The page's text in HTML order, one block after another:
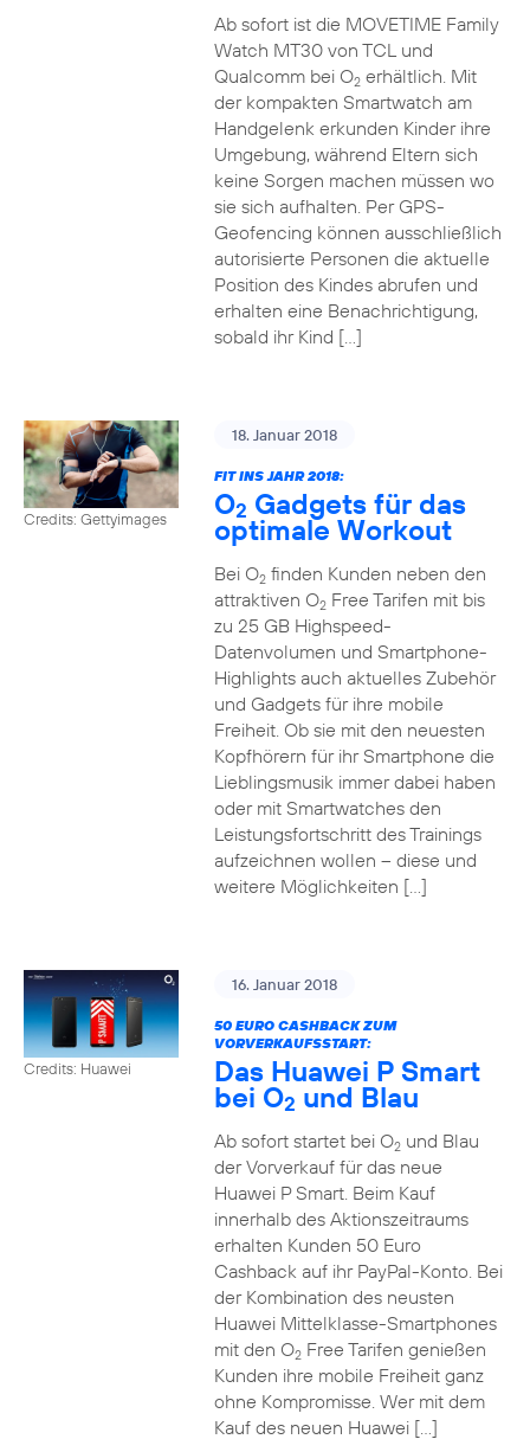
Ab sofort ist die MOVETIME Family
Watch MT30 von TCL und
Qualcomm bei O2erhältlich. Mit
der kompakten Smartwatch am
Handgelenk erkunden Kinder ihre
Umgebung, während Eltern sich
keine Sorgen machen müssen wo
sie sich aufhalten. Per GPS-
Geofencing können ausschließlich
autorisierte Personen die aktuelle
Position des Kindes abrufen und
erhalten eine Benachrichtigung,
sobald ihr Kind […]
Credits: Gettyimages
18. Januar 2018
FIT INS JAHR 2018:
O2 Gadgets für das
optimale Workout
Bei O2finden Kunden neben den
attraktiven O2Free Tarifen mit bis
zu 25 GB Highspeed-
Datenvolumen und Smartphone-
Highlights auch aktuelles Zubehör
und Gadgets für ihre mobile
Freiheit. Ob sie mit den neuesten
Kopfhörern für ihr Smartphone die
Lieblingsmusik immer dabei haben
oder mit Smartwatches den
Leistungsfortschritt des Trainings
aufzeichnen wollen – diese und
weitere Möglichkeiten […]
Credits: Huawei
16. Januar 2018
50 EURO CASHBACK ZUM
VORVERKAUFSSTART:
Das Huawei P Smart
bei O2 und Blau
Ab sofort startet bei O2und Blau
der Vorverkauf für das neue
Huawei P Smart. Beim Kauf
innerhalb des Aktionszeitraums
erhalten Kunden 50 Euro
Cashback auf ihr PayPal-Konto. Bei
der Kombination des neusten
Huawei Mittelklasse-Smartphones
mit den O2Free Tarifen genießen
Kunden ihre mobile Freiheit ganz
ohne Kompromisse. Wer mit dem
Kauf des neuen Huawei […]